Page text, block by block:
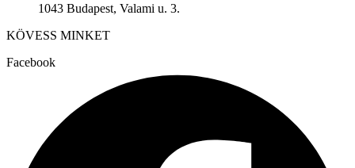
1043 Budapest, Valami u. 3.
KÖVESS MINKET
Facebook